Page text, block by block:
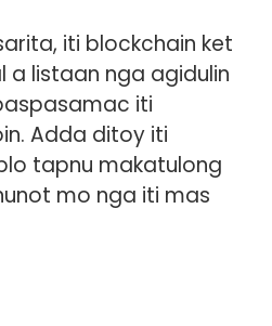
iti blockchain ket
listaan nga agidulin
iti
Adda ditoy iti
tapnu makatulong
mo nga iti mas